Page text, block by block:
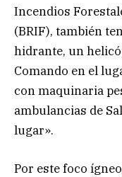
Incendios
(BRIF), también
hidrante, un
Comando en el
con maquinaria
ambulancias de
lugar».
Por este foco